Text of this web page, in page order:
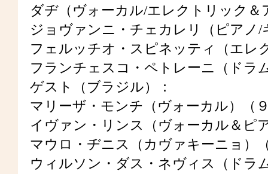
ダヂ（ヴォーカル/エレクトリック
ジョヴァンニ・チェカレリ（ピアノ/
フェルッチオ・スピネッティ（エレ
フランチェスコ・ペトレーニ（ドラ
ゲスト（ブラジル）：
マリーザ・モンチ（ヴォーカル）（
イヴァン・リンス（ヴォーカル＆ピ
マウロ・ヂニス（カヴァキーニョ）
ウィルソン・ダス・ネヴィス（ドラ